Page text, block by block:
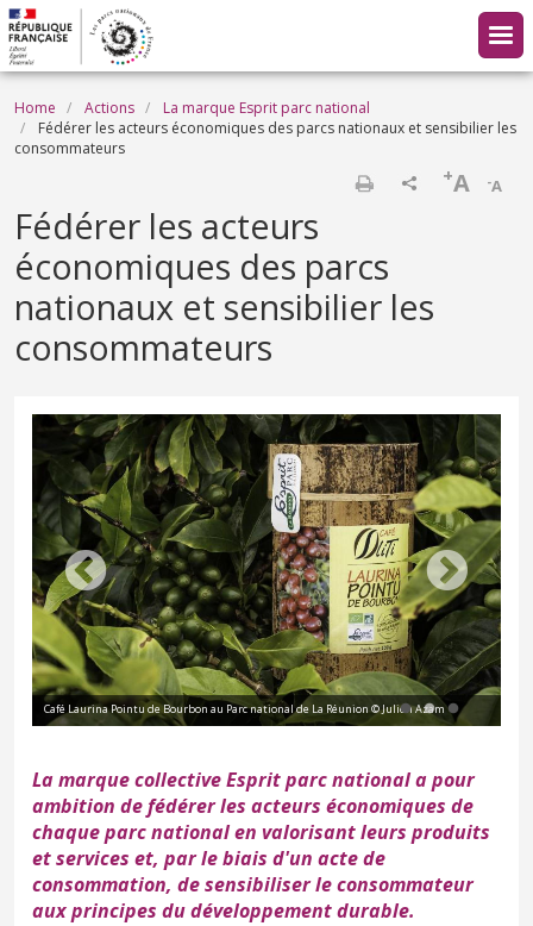
Skip to main content
Breadcrumb
Home Actions
La marque Esprit parc national
Fédérer les acteurs économiques des parcs nationaux et sensibilier les
consommateurs
-A
+A
Fédérer les acteurs
économiques des parcs
nationaux et sensibilier les
consommateurs
Café Laurina Pointu de Bourbon au Parc national de La Réunion © Julien Azam
La marque collective Esprit parc national a pour
ambition de fédérer les acteurs économiques de
chaque parc national en valorisant leurs produits
et services et, par le biais d'un acte de
consommation, de sensibiliser le consommateur
aux principes du développement durable.